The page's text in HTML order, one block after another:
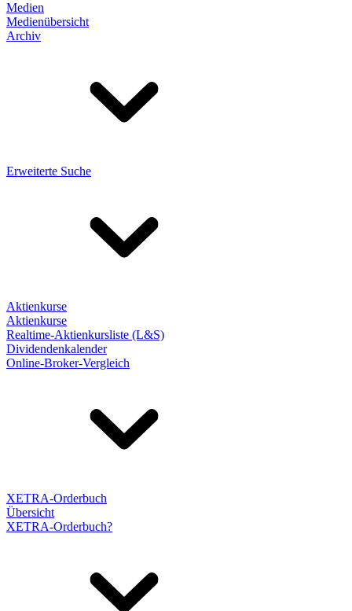
Medien
Medienübersicht
Archiv
Erweiterte Suche
Aktienkurse
Aktienkurse
Realtime-Aktienkursliste (L&S)
Dividendenkalender
Online-Broker-Vergleich
XETRA-Orderbuch
Übersicht
XETRA-Orderbuch?